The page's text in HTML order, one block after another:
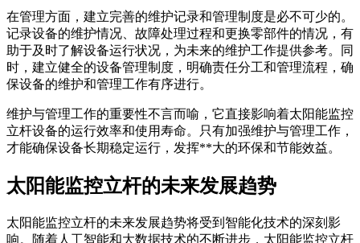
在管理方面，建立完善的维护记录和管理制度是必不可少的。
记录设备的维护情况、故障处理过程和更换零部件的情况，有
助于及时了解设备运行状况，为未来的维护工作提供参考。同
时，建立健全的设备管理制度，明确责任分工和管理流程，确
保设备的维护和管理工作有序进行。
维护与管理工作的重要性不言而喻，它直接影响着太阳能监控
立杆设备的运行效率和使用寿命。只有加强维护与管理工作，
才能确保设备长期稳定运行，发挥**大的环保和节能效益。
太阳能监控立杆的未来发展趋势
太阳能监控立杆的未来发展趋势将受到智能化技术的深刻影
响。随着人工智能和大数据技术的不断进步，太阳能监控立杆